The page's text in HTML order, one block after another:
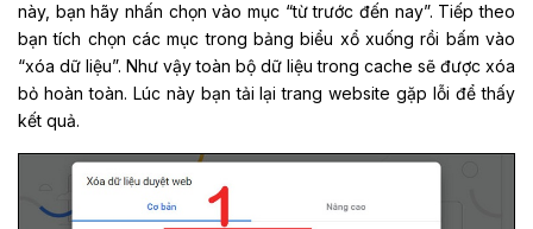
này, bạn hãy nhấn chọn vào mục “từ trước đến nay”. Tiếp theo
bạn tích chọn các mục trong bảng biểu xổ xuống rồi bấm vào
“xóa dữ liệu”. Như vậy toàn bộ dữ liệu trong cache sẽ được xóa
bỏ hoàn toàn. Lúc này bạn tải lại trang website gặp lỗi để thấy
kết quả.